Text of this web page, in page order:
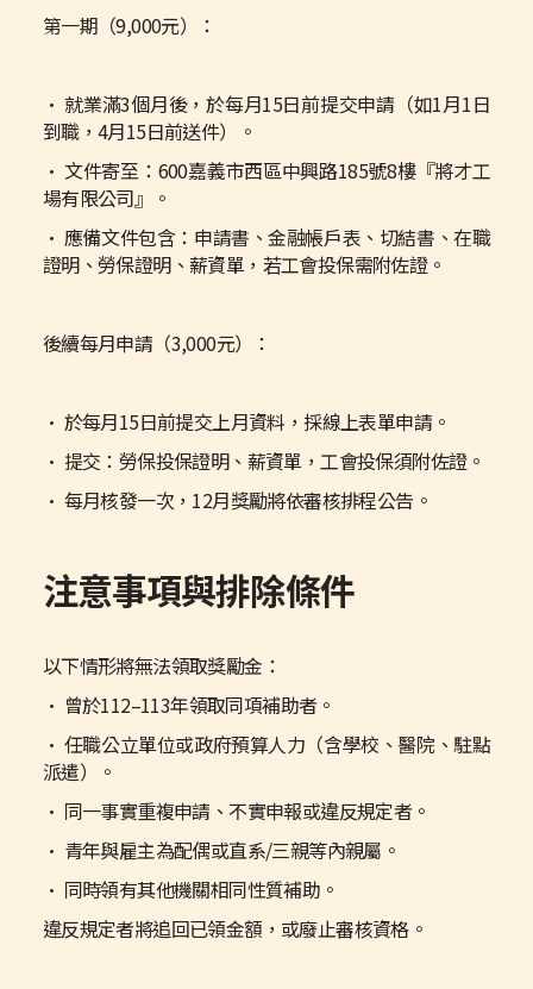
第一期（9,000元）：
• 就業滿3個月後，於每月15日前提交申請（如1月1日
到職，4月15日前送件）。
• 文件寄至：600嘉義市西區中興路185號8樓『將才工
場有限公司』。
• 應備文件包含：申請書、金融帳戶表、切結書、在職
證明、勞保證明、薪資單，若工會投保需附佐證。
後續每月申請（3,000元）：
• 於每月15日前提交上月資料，採線上表單申請。
• 提交：勞保投保證明、薪資單，工會投保須附佐證。
• 每月核發一次，12月獎勵將依審核排程公告。
注意事項與排除條件
以下情形將無法領取獎勵金：
• 曾於112–113年領取同項補助者。
• 任職公立單位或政府預算人力（含學校、醫院、駐點
派遣）。
• 同一事實重複申請、不實申報或違反規定者。
• 青年與雇主為配偶或直系/三親等內親屬。
• 同時領有其他機關相同性質補助。
違反規定者將追回已領金額，或廢止審核資格。